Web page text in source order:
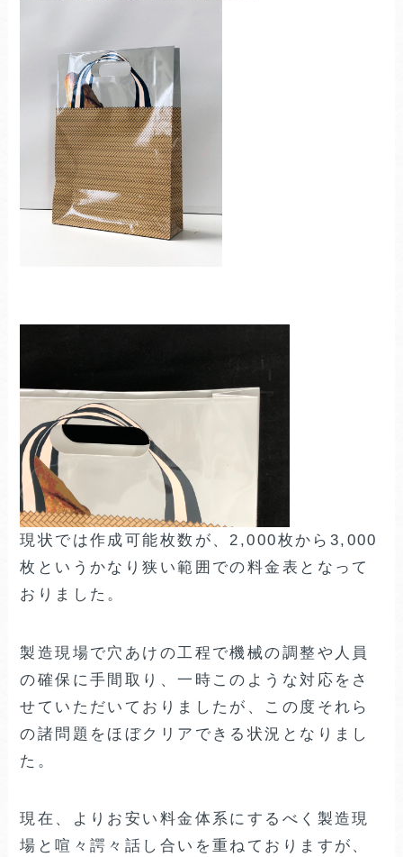
現状では作成可能枚数が、2,000枚から3,000
枚というかなり狭い範囲での料金表となって
おりました。
製造現場で穴あけの工程で機械の調整や人員
の確保に手間取り、一時このような対応をさ
せていただいておりましたが、この度それら
の諸問題をほぼクリアできる状況となりまし
た。
現在、よりお安い料金体系にするべく製造現
場と喧々諤々話し合いを重ねておりますが、